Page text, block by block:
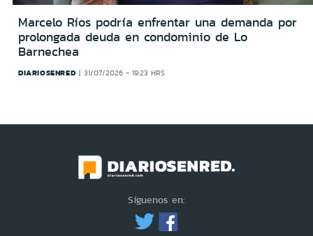
Marcelo Ríos podría enfrentar una demanda por
prolongada deuda en condominio de Lo
Barnechea
DIARIOSENRED 31/07/2026 - 19:23 HRS
Síguenos en: